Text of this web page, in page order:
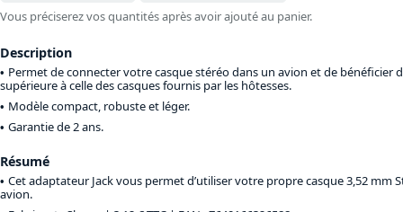
Vous préciserez vos quantités après avoir ajouté au panier.
Description
Permet de connecter votre casque stéréo dans un avion et de bénéficier
supérieure à celle des casques fournis par les hôtesses.
Modèle compact, robuste et léger.
Garantie de 2 ans.
Résumé
Cet adaptateur Jack vous permet d’utiliser votre propre casque 3,52 mm
avion.